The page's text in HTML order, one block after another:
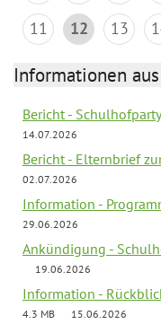
11
12 13
Informationen
Bericht -
14.07.2026
Bericht - Elternbrief
02.07.2026
Information -
29.06.2026
Ankündigung -
19.06.2026
Information -
4.3 MB
15.06.2026